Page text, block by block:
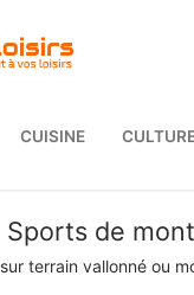
CUISINE
Sports de
terrain vallonné ou